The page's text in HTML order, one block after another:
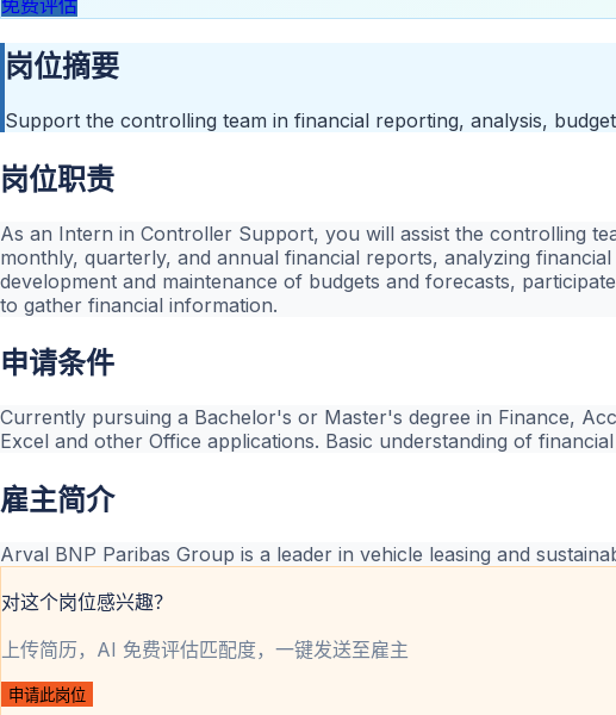
岗位摘要
Support the controlling team in financial reporting, analysis,
岗位职责
As an Intern in Controller Support, you will assist the controlling
monthly, quarterly, and annual financial reports, analyzing
development and maintenance of budgets and forecasts,
to gather financial information.
申请条件
Currently pursuing a Bachelor's or Master's degree in Finance,
Excel and other Office applications. Basic understanding of
雇主简介
Arval BNP Paribas Group is a leader in vehicle leasing and
对这个岗位感兴趣？
上传简历，AI 免费评估匹配度，一键发送至雇主
申请此岗位